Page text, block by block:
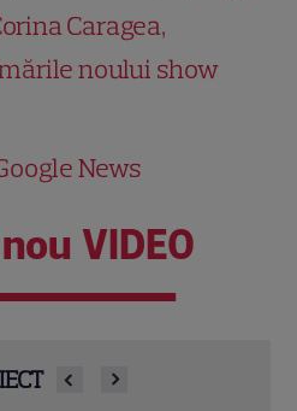
Caragea,
noului show
News
VIDEO